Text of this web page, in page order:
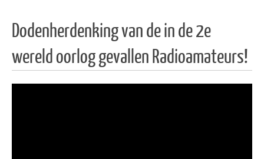
Dodenherdenking van de in de 2e
wereld oorlog gevallen Radioamateurs!